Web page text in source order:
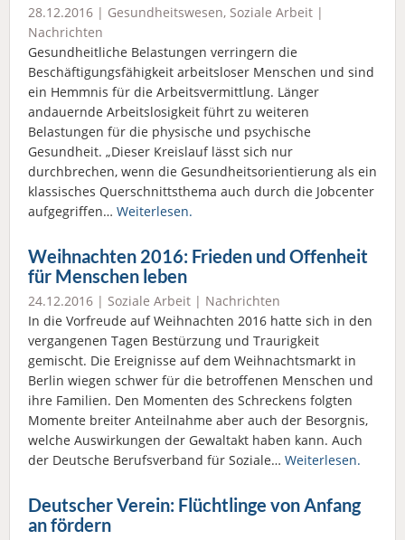
28.12.2016 | Gesundheitswesen, Soziale Arbeit |
Nachrichten
Gesundheitliche Belastungen verringern die
Beschäftigungsfähigkeit arbeitsloser Menschen und sind
ein Hemmnis für die Arbeitsvermittlung. Länger
andauernde Arbeitslosigkeit führt zu weiteren
Belastungen für die physische und psychische
Gesundheit. „Dieser Kreislauf lässt sich nur
durchbrechen, wenn die Gesundheitsorientierung als ein
klassisches Querschnittsthema auch durch die Jobcenter
aufgegriffen… Weiterlesen.
Weihnachten 2016: Frieden und Offenheit
für Menschen leben
24.12.2016 | Soziale Arbeit | Nachrichten
In die Vorfreude auf Weihnachten 2016 hatte sich in den
vergangenen Tagen Bestürzung und Traurigkeit
gemischt. Die Ereignisse auf dem Weihnachtsmarkt in
Berlin wiegen schwer für die betroffenen Menschen und
ihre Familien. Den Momenten des Schreckens folgten
Momente breiter Anteilnahme aber auch der Besorgnis,
welche Auswirkungen der Gewaltakt haben kann. Auch
der Deutsche Berufsverband für Soziale… Weiterlesen.
Deutscher Verein: Flüchtlinge von Anfang
an fördern